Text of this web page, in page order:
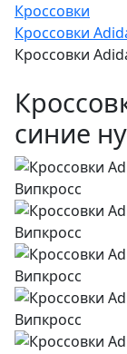
Кроссовки
Кроссовки
Кроссовки
синие